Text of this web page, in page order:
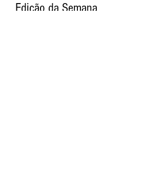
Edição da Semana